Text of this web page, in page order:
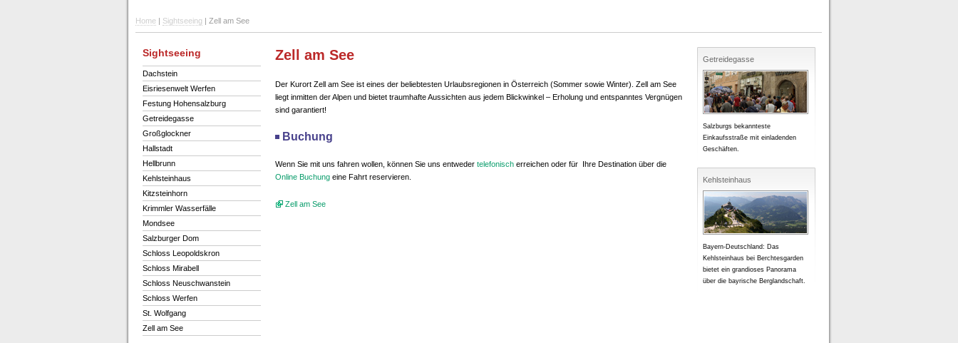
Home | Sightseeing | Zell am See
Sightseeing
Dachstein
Eisriesenwelt Werfen
Festung Hohensalzburg
Getreidegasse
Großglockner
Hallstadt
Hellbrunn
Kehlsteinhaus
Kitzsteinhorn
Krimmler Wasserfälle
Mondsee
Salzburger Dom
Schloss Leopoldskron
Schloss Mirabell
Schloss Neuschwanstein
Schloss Werfen
St. Wolfgang
Zell am See
Zell am See
Der Kurort Zell am See ist eines der beliebtesten Urlaubsregionen in Österreich (Sommer sowie Winter). Zell am See
liegt inmitten der Alpen und bietet traumhafte Aussichten aus jedem Blickwinkel – Erholung und entspanntes Vergnügen
sind garantiert!
Buchung
Wenn Sie mit uns fahren wollen, können Sie uns entweder telefonisch erreichen oder für Ihre Destination über die
Online Buchung eine Fahrt reservieren.
Zell am See
Getreidegasse
Salzburgs bekannteste
Einkaufsstraße mit einladenden
Geschäften.
Kehlsteinhaus
Bayern-Deutschland: Das
Kehlsteinhaus bei Berchtesgarden
bietet ein grandioses Panorama
über die bayrische Berglandschaft.